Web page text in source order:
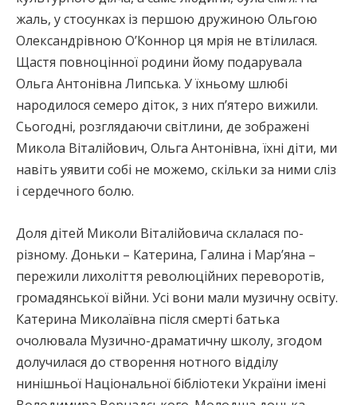
жаль, у стосунках із першою дружиною Ольгою
Олександрівною О’Коннор ця мрія не втілилася.
Щастя повноцінної родини йому подарувала
Ольга Антонівна Липська. У їхньому шлюбі
народилося семеро діток, з них п’ятеро вижили.
Сьогодні, розглядаючи світлини, де зображені
Микола Віталійович, Ольга Антонівна, їхні діти, ми
навіть уявити собі не можемо, скільки за ними сліз
і сердечного болю.
Доля дітей Миколи Віталійовича склалася по-
різному. Доньки – Катерина, Галина і Мар’яна –
пережили лихоліття революційних переворотів,
громадянської війни. Усі вони мали музичну освіту.
Катерина Миколаївна після смерті батька
очолювала Музично-драматичну школу, згодом
долучилася до створення нотного відділу
нинішньої Національної бібліотеки України імені